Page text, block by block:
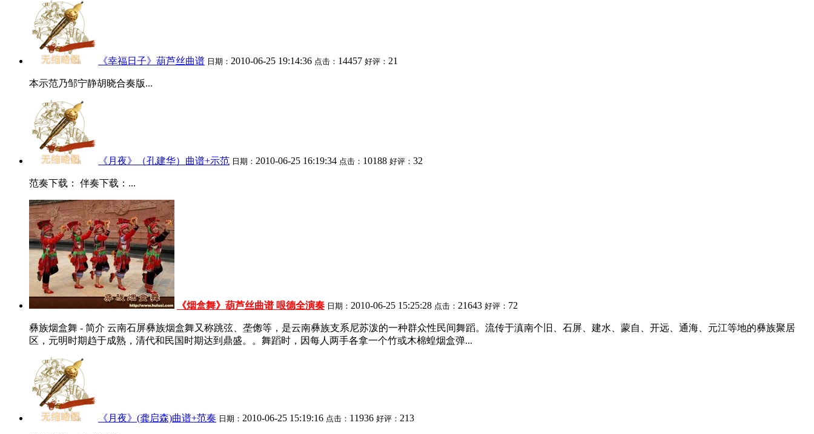
《幸福日子》葫芦丝曲谱 日期： 2010-06-25 19:14:36 点击： 14457 好评： 21
本示范乃邹宁静胡晓合奏版...
《月夜》（孔建华）曲谱+示范 日期： 2010-06-25 16:19:34 点击： 10188 好评： 32
范奏下载： 伴奏下载：...
《烟盒舞》葫芦丝曲谱 哏德全演奏 日期： 2010-06-25 15:25:28 点击： 21643 好评： 72
彝族烟盒舞 - 简介 云南石屏彝族烟盒舞又称跳弦、垄偬等，是云南彝族支系尼苏泼的一种群众性民间舞蹈。流传于滇南个旧、石屏、建水、蒙自、开远、通海、元江等地的彝族聚居
区，元明时期趋于成熟，清代和民国时期达到鼎盛。。舞蹈时，因每人两手各拿一个竹或木棉蝗烟盒弹...
《月夜》(龚启森)曲谱+范奏 日期： 2010-06-25 15:19:16 点击： 11936 好评： 213